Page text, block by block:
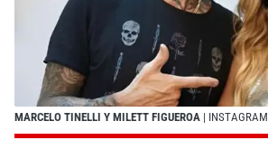
MARCELO TINELLI Y MILETT FIGUEROA | INSTAGRAM